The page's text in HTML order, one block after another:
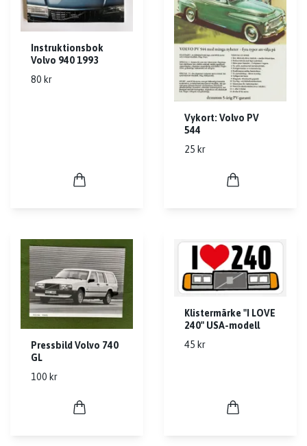
Instruktionsbok
Volvo 940 1993
80 kr
Vykort: Volvo PV
544
25 kr
Pressbild Volvo 740
GL
100 kr
Klistermärke "I LOVE
240" USA-modell
45 kr